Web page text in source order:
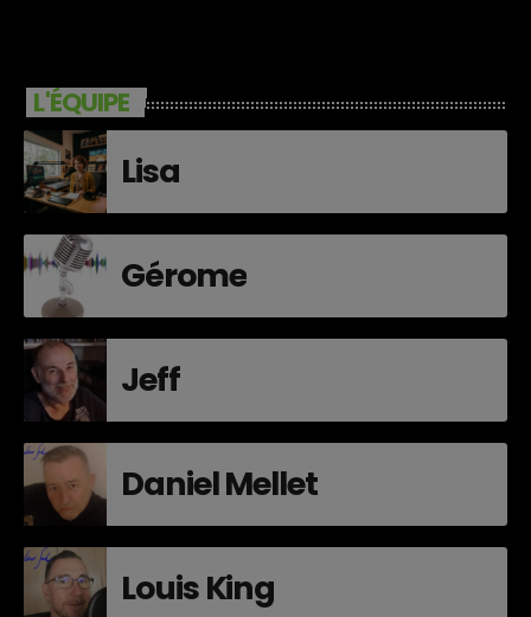
L'ÉQUIPE
Lisa
Gérome
Jeff
Daniel Mellet
Louis King